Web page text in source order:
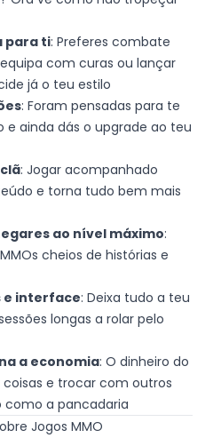
para ti: Preferes combate
com curas ou lançar
já o teu estilo
: Foram pensadas para te
e ainda dás o upgrade ao teu
: Jogar acompanhado
e torna tudo bem mais
ao nível máximo:
cheios de histórias e
e interface: Deixa tudo a teu
longas a rolar pelo
a economia: O dinheiro do
e trocar com outros
como a pancadaria
Jogos MMO